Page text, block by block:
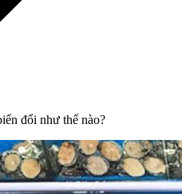
đổi như thế nào?